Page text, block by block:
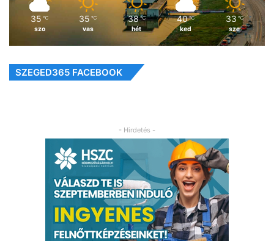
35 ℃
szo
35 ℃
vas
38 ℃
hét
40 ℃
ked
33 ℃
sze
SZEGED365 FACEBOOK
- Hirdetés -